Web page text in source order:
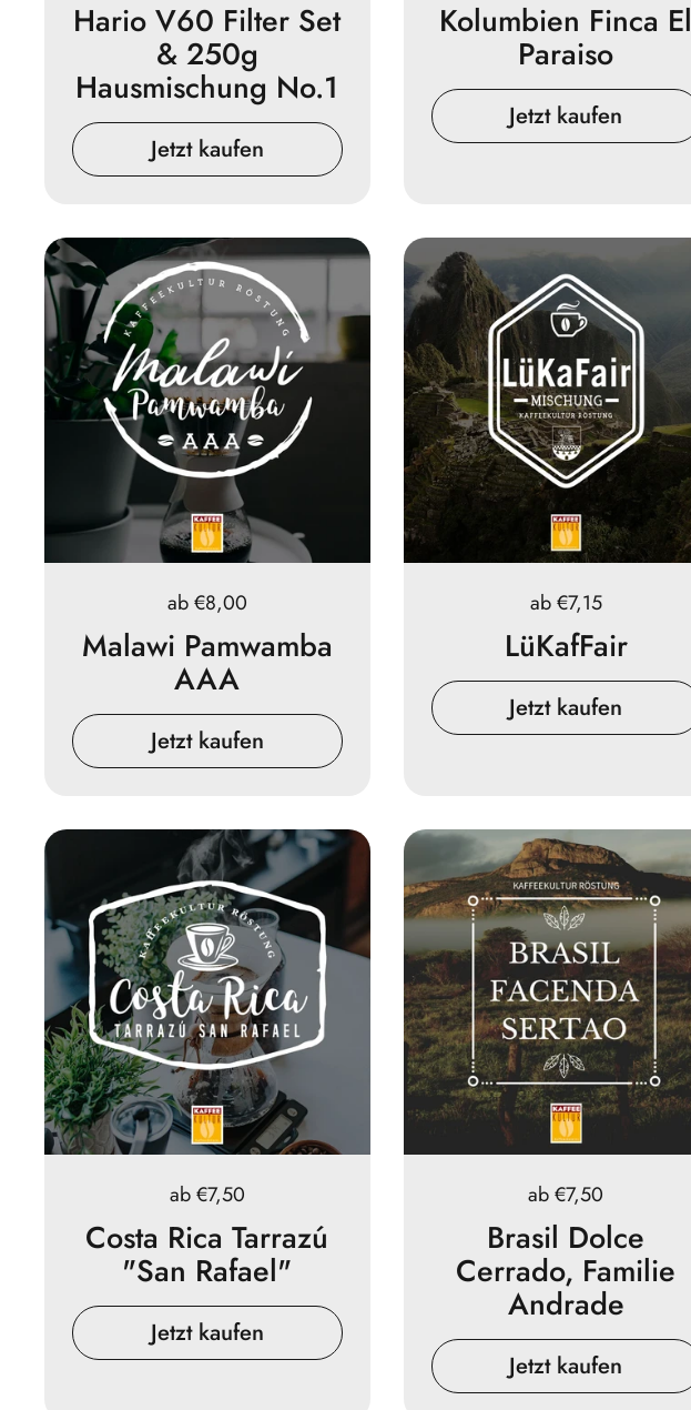
Hario V60 Filter Set
& 250g
Hausmischung No.1
Jetzt kaufen
Kolumbien Finca El
Paraiso
Jetzt kaufen
Preis:
ab €8,00
Malawi Pamwamba
AAA
Jetzt kaufen
Preis:
ab €7,15
LüKafFair
Jetzt kaufen
Preis:
ab €7,50
Costa Rica Tarrazú
"San Rafael"
Jetzt kaufen
Preis:
ab €7,50
Brasil Dolce
Cerrado, Familie
Andrade
Jetzt kaufen